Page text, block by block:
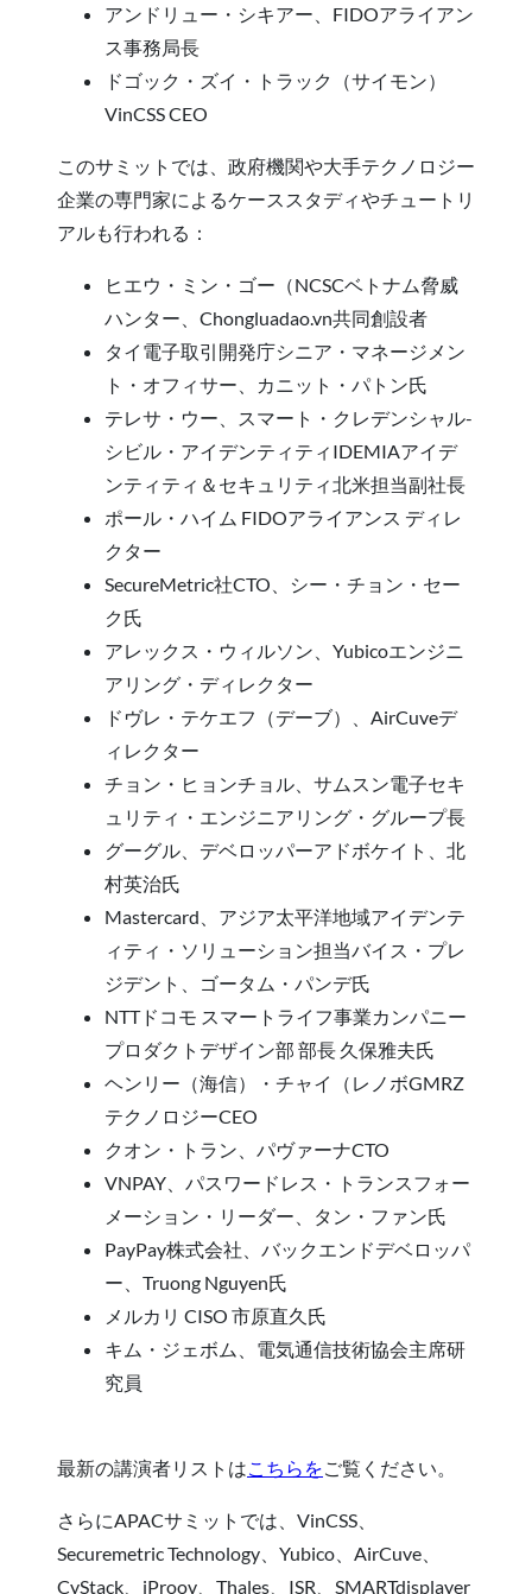
アンドリュー・シキアー、FIDOアライアン
ス事務局長
ドゴック・ズイ・トラック（サイモン）
VinCSS CEO
このサミットでは、政府機関や大手テクノロジー
企業の専門家によるケーススタディやチュートリ
アルも行われる：
ヒエウ・ミン・ゴー（NCSCベトナム脅威
ハンター、Chongluadao.vn共同創設者
タイ電子取引開発庁シニア・マネージメン
ト・オフィサー、カニット・パトン氏
テレサ・ウー、スマート・クレデンシャル-
シビル・アイデンティティIDEMIAアイデ
ンティティ＆セキュリティ北米担当副社長
ポール・ハイム FIDOアライアンス ディレ
クター
SecureMetric社CTO、シー・チョン・セー
ク氏
アレックス・ウィルソン、Yubicoエンジニ
アリング・ディレクター
ドヴレ・テケエフ（デーブ）、AirCuveデ
ィレクター
チョン・ヒョンチョル、サムスン電子セキ
ュリティ・エンジニアリング・グループ長
グーグル、デベロッパーアドボケイト、北
村英治氏
Mastercard、アジア太平洋地域アイデンテ
ィティ・ソリューション担当バイス・プレ
ジデント、ゴータム・パンデ氏
NTTドコモ スマートライフ事業カンパニー
プロダクトデザイン部 部長 久保雅夫氏
ヘンリー（海信）・チャイ（レノボGMRZ
テクノロジーCEO
クオン・トラン、パヴァーナCTO
VNPAY、パスワードレス・トランスフォー
メーション・リーダー、タン・ファン氏
PayPay株式会社、バックエンドデベロッパ
ー、Truong Nguyen氏
メルカリ CISO 市原直久氏
キム・ジェボム、電気通信技術協会主席研
究員
最新の講演者リストはこちらをご覧ください。
さらにAPACサミットでは、VinCSS、
Securemetric Technology、Yubico、AirCuve、
CyStack、iProov、Thales、ISR、SMARTdisplayer